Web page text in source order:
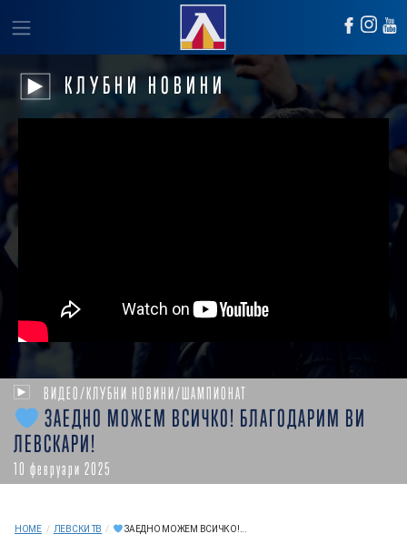
КЛУБНИ НОВИНИ
ВИДЕО/КЛУБНИ НОВИНИ/ШАМПИОНАТ
ЗАЕДНО МОЖЕМ ВСИЧКО! БЛАГОДАРИМ ВИ
ЛЕВСКАРИ!
10 февруари 2025
HOME / ЛЕВСКИ ТВ / ЗАЕДНО МОЖЕМ ВСИЧКО!...